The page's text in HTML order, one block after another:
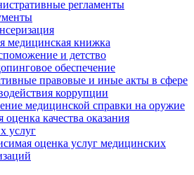
регламенты
медицинская книжка
и детство
обеспечение
правовые и иные акты в сфере
коррупции
медицинской справки на оружие
оценка качества оказания
услуг
оценка услуг медицинскиx